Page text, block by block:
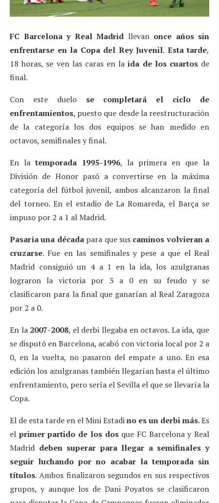
FC Barcelona y Real Madrid llevan once años sin
enfrentarse en la Copa del Rey Juvenil. Esta tarde,
18 horas, se ven las caras en laida de los cuartosde
final.
Con este duelo se completará el ciclo de
enfrentamientos, puesto que desde la reestructuración
de la categoría los dos equipos se han medido en
octavos, semifinales y final.
En latemporada 1995-1996, la primera en que la
División de Honor pasó a convertirse en la máxima
categoría del fútbol juvenil, ambos alcanzaron la final
del torneo. En el estadio de La Romareda, el Barça se
impuso por 2 a 1 al Madrid.
Pasaría una décadapara que sus caminos volvieran a
cruzarse. Fue en las semifinales y pese a que el Real
Madrid consiguió un 4 a 1 en la ida, los azulgranas
lograron la victoria por 3 a 0 en su feudo y se
clasificaron para la final que ganarían al Real Zaragoza
por 2 a 0.
En la 2007-2008, el derbi llegaba en octavos. La ida, que
se disputó en Barcelona, acabó con victoria local por 2 a
0, en la vuelta, no pasaron del empate a uno. En esa
edición los azulgranas también llegarían hasta el último
enfrentamiento, pero sería el Sevilla el que se llevaría la
Copa.
El de esta tarde en el Mini Estadino es un derbi más. Es
el primer partido de los dosque FC Barcelona y Real
Madrid deben superar para llegar a semifinales y
seguir luchando por no acabar la temporada sin
títulos. Ambos finalizaron segundos en sus respectivos
grupos, y aunque los de Dani Poyatos se clasificaron